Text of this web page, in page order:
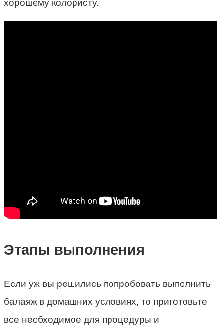
хорошему колористу.
Этапы выполнения
Если уж вы решились попробовать выполнить
балаяж в домашних условиях, то приготовьте
все необходимое для процедуры и